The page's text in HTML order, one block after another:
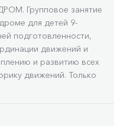
Групповое занятие
для детей 9-
подготовленности,
движений и
и развитию всех
движений. Только